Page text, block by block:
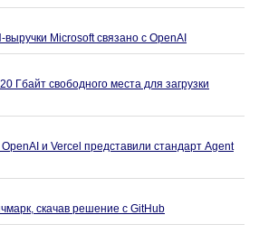
Microsoft связано с OpenAI
Гбайт свободного места для загрузки
и Vercel представили стандарт Agent
скачав решение с GitHub